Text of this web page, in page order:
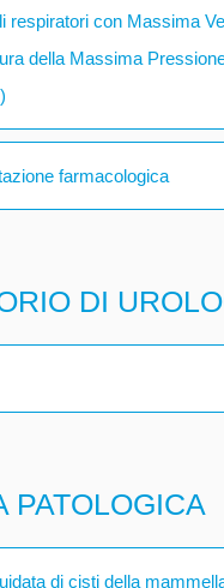
respiratori con Massima
della Massima
farmacologica
DI
PATOLOGICA
di cisti della